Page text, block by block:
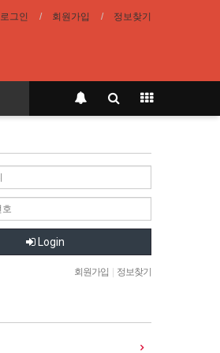
로그인 회원가입 정보찾기
Login
회원가입 정보찾기